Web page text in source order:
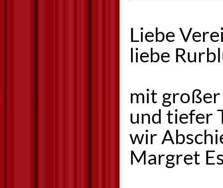
Liebe
liebe
mit
und tiefer
wir
Margret